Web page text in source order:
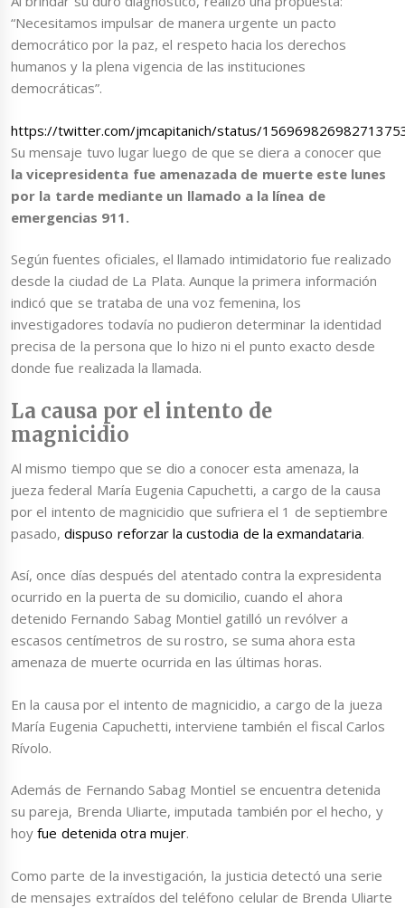
“Necesitamos impulsar de manera urgente un pacto
democrático por la paz, el respeto hacia los derechos
humanos y la plena vigencia de las instituciones
democráticas”.
https://twitter.com/jmcapitanich/status/
Su mensaje tuvo lugar luego de que se diera a conocer que
la vicepresidenta fue amenazada de muerte este lunes
por la tarde mediante un llamado a la línea de
emergencias 911.
Según fuentes oficiales, el llamado intimidatorio fue realizado
desde la ciudad de La Plata. Aunque la primera información
indicó que se trataba de una voz femenina, los
investigadores todavía no pudieron determinar la identidad
precisa de la persona que lo hizo ni el punto exacto desde
donde fue realizada la llamada.
La causa por el intento de
magnicidio
Al mismo tiempo que se dio a conocer esta amenaza, la
jueza federal María Eugenia Capuchetti, a cargo de la causa
por el intento de magnicidio que sufriera el 1 de septiembre
pasado,dispuso reforzar la custodia de la exmandataria.
Así, once días después del atentado contra la expresidenta
ocurrido en la puerta de su domicilio, cuando el ahora
detenido Fernando Sabag Montiel gatilló un revólver a
escasos centímetros de su rostro, se suma ahora esta
amenaza de muerte ocurrida en las últimas horas.
En la causa por el intento de magnicidio, a cargo de la jueza
María Eugenia Capuchetti, interviene también el fiscal Carlos
Rívolo.
Además de Fernando Sabag Montiel se encuentra detenida
su pareja, Brenda Uliarte, imputada también por el hecho, y
hoyfue detenida otra mujer.
Como parte de la investigación, la justicia detectó una serie
de mensajes extraídos del teléfono celular de Brenda Uliarte